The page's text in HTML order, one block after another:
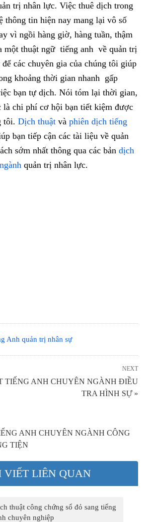
trị nhân lực. Việc thuê dịch trong
thông tin hiện nay mang lại vô số
vì ngồi hàng giờ, hàng tuần, thậm
một thuật ngữ tiếng anh về quản trị
các chuyên gia của chúng tôi giúp
khoảng thời gian nhanh gấp
bạn tự dịch. Nói tóm lại thời gian,
là chi phí cơ hội bạn tiết kiệm được
tôi. Dịch thuật và phiên dịch tiếng
bạn tiếp cận các tài liệu về quản
sớm nhất thông qua các bản dịch
quản trị nhân lực.
Anh quản trị nhân sự
NEXT
TIẾNG ANH CHUYÊN NGÀNH ĐIỀU
TRA HÌNH SỰ »
ANH CHUYÊN NGÀNH CÔNG
TIỆN
VIẾT LIÊN QUAN
thuật công chứng sổ đỏ sang tiếng
chuyên nghiệp